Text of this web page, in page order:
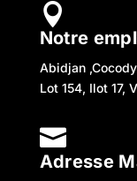

Notre
Abidjan
Lot 154, Ilot 17,

Adresse